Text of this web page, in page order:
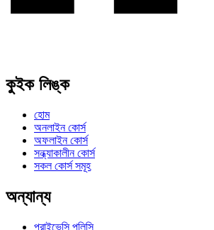
কুইক লিঙ্ক
হোম
অনলাইন কোর্স
অফলাইন কোর্স
সন্ধ্যাকালীন কোর্স
সকল কোর্স সমূহ
অন্যান্য
প্রাইভেসি পলিসি